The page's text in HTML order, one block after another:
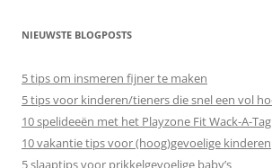
NIEUWSTE BLOGPOSTS
5 tips om insmeren fijner te maken
5 tips voor kinderen/tieners die snel een vol
10 spelideeën met het Playzone Fit Wack-A-
10 vakantie tips voor (hoog)gevoelige kinderen
5 slaaptips voor prikkelgevoelige baby’s